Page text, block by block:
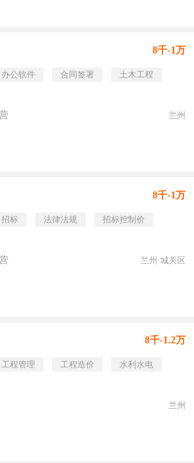
8千-1万
办公软件 合同签署
土木工程
兰州
8千-1万
招标 法律法规
招标控制价
兰州·城关区
8千-1.2万
工程管理 工程造价
水利水电
兰州